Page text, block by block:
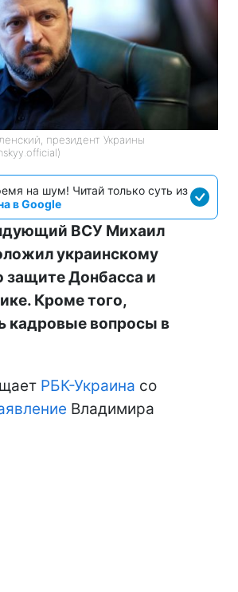
президент Украины
на шум! Читай только суть из
в Google
ВСУ Михаил
украинскому
защите Донбасса и
Кроме того,
кадровые вопросы в
РБК-Украина со
Владимира